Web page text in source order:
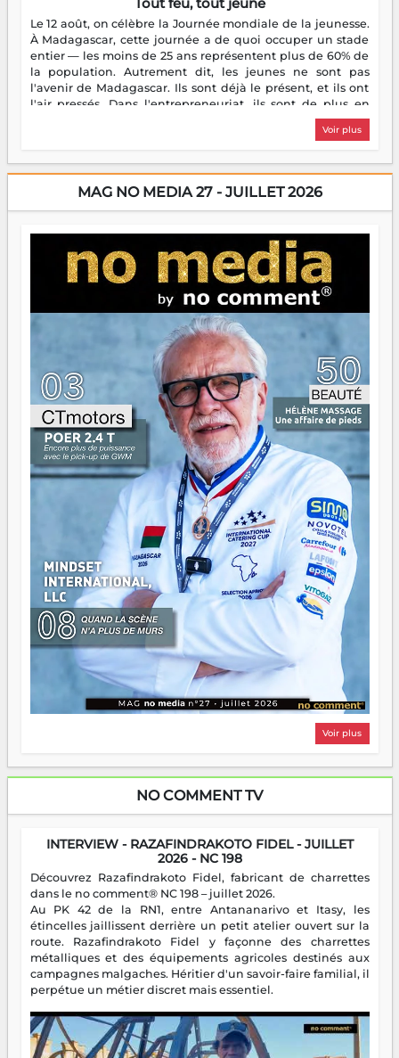
Le 12 août, on célèbre la Journée mondiale de la jeunesse.
À Madagascar, cette journée a de quoi occuper un stade
entier — les moins de 25 ans représentent plus de 60% de
la population. Autrement dit, les jeunes ne sont pas
l'avenir de Madagascar. Ils sont déjà le présent, et ils ont
l'air pressés. Dans l'entrepreneuriat, ils sont de plus en
plus nombreux à se lancer, à créer, à risquer — souvent
sans filet, souvent sans aide, mais toujours avec cette
dorment vraiment la nuit. En culture, les nouvelles sont
encore meilleures. Aina Rasamoelina vient de décrocher le
Prix RFI Instrumental Afrique. Miangaly Elia rafle le Prix
jeunes qui tiennent la torche. Alors oui, on pourrait
s'arrêter là, applaudir et rentrer chez soi satisfait. Mais ce
serait passer à côté d'une chose essentielle. La fougue, ça
brûle fort — et parfois, ça brûle vite. Une flamme sans
direction peut éclairer autant qu'elle peut consumer. C'est
là que les aînés entrent en scène — pas pour reprendre le
gouvernail, mais pour montrer où sont les récifs. Les jeunes
ont la force, les vieux ont l'expérience, comme on dit. Ce
n'est pas un combat de générations — c'est une question
d'équipage. Partagez vos réussites, mais aussi vos échecs.
Surtout vos échecs, d'ailleurs — ils enseignent mieux que
n'importe quel manuel. À Madagascar, la barque avance.
Il faut juste s'assurer que tout le monde rame dans le
même sens.
Voir plus
MAG NO MEDIA 27 - JUILLET 2026
Voir plus
NO COMMENT TV
INTERVIEW - RAZAFINDRAKOTO FIDEL - JUILLET
2026 - NC 198
Découvrez Razafindrakoto Fidel, fabricant de charrettes
dans le no comment® NC 198 – juillet 2026.
Au PK 42 de la RN1, entre Antananarivo et Itasy, les
étincelles jaillissent derrière un petit atelier ouvert sur la
route. Razafindrakoto Fidel y façonne des charrettes
métalliques et des équipements agricoles destinés aux
campagnes malgaches. Héritier d'un savoir-faire familial, il
perpétue un métier discret mais essentiel.